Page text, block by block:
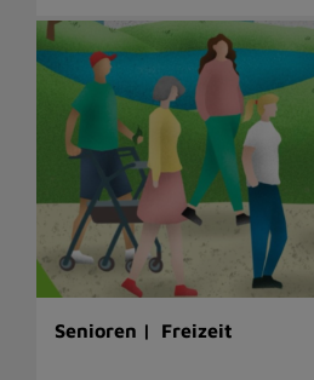
Senioren | Freizeit